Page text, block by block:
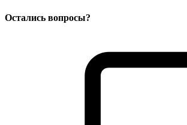
Остались вопросы?